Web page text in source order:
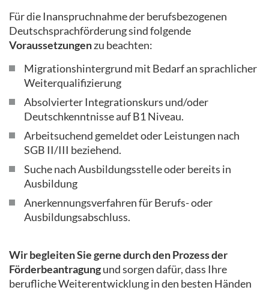
Für die Inanspruchnahme der berufsbezogenen
Deutschsprachförderung sind folgende
Voraussetzungenzu beachten:
Migrationshintergrund mit Bedarf an sprachlicher
Weiterqualifizierung
Absolvierter Integrationskurs und/oder
Deutschkenntnisse auf B1 Niveau.
Arbeitsuchend gemeldet oder Leistungen nach
SGB II/III beziehend.
Suche nach Ausbildungsstelle oder bereits in
Ausbildung
Anerkennungsverfahren für Berufs- oder
Ausbildungsabschluss.
Wir begleiten Sie gerne durch den Prozess der
Förderbeantragungund sorgen dafür, dass Ihre
berufliche Weiterentwicklung in den besten Händen